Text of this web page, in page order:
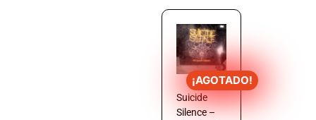
¡AGOTADO!
Suicide
Silence –